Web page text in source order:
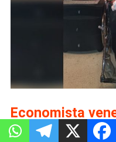
Economista
Casique realiza